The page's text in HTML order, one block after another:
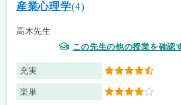
産業心理学(4)
高木先生
この先生の他の授業を確認
充実 4.5
楽単 4